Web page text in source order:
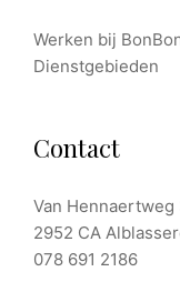
Werken bij
Dienstgebieden
Contact
Van Hennaertweg
2952 CA
078 691 2186